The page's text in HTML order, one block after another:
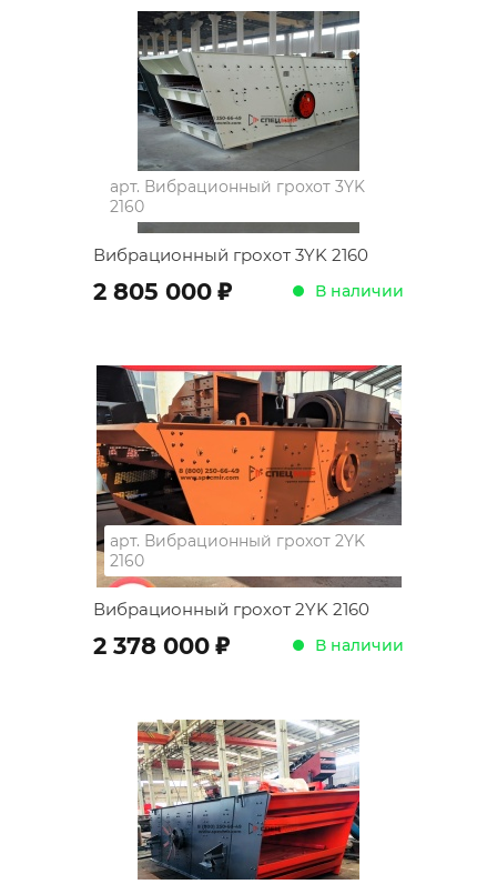
арт. Вибрационный грохот 3YK
2160
Вибрационный грохот 3YK 2160
2 805 000 ; В наличии
арт. Вибрационный грохот 2YK
2160
Вибрационный грохот 2YK 2160
2 378 000 ; В наличии